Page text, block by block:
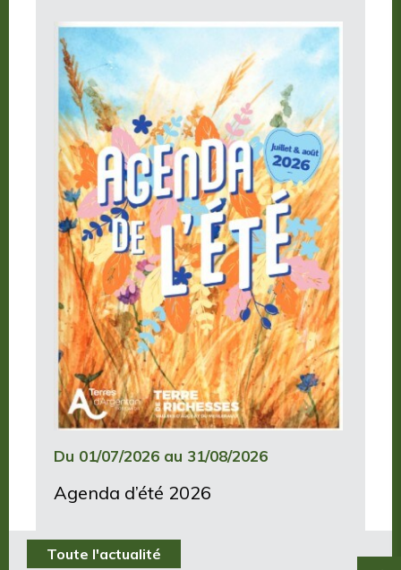
Du 01/07/2026 au 31/08/2026
Agenda d’été 2026
Toute l'actualité